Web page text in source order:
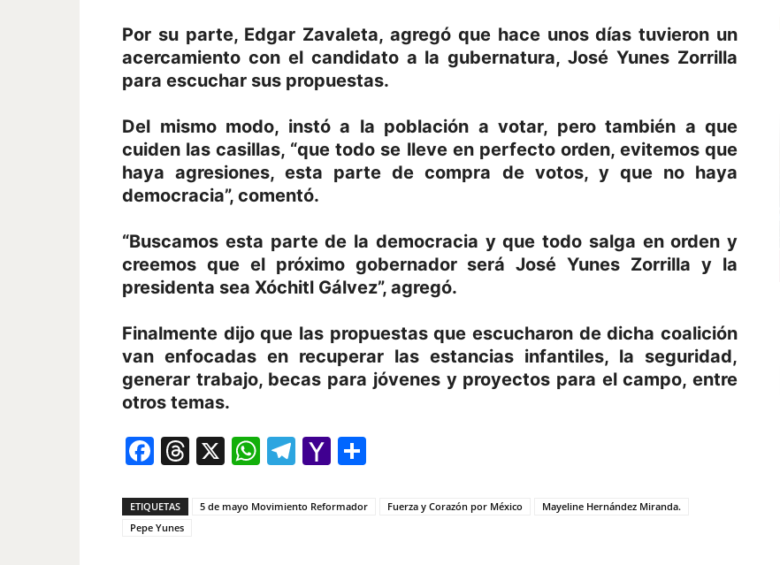
Por su parte, Edgar Zavaleta, agregó que hace unos días tuvieron un
acercamiento con el candidato a la gubernatura, José Yunes Zorrilla
para escuchar sus propuestas.
Del mismo modo, instó a la población a votar, pero también a que
cuiden las casillas, “que todo se lleve en perfecto orden, evitemos que
haya agresiones, esta parte de compra de votos, y que no haya
democracia”, comentó.
“Buscamos esta parte de la democracia y que todo salga en orden y
creemos que el próximo gobernador será José Yunes Zorrilla y la
presidenta sea Xóchitl Gálvez”, agregó.
Finalmente dijo que las propuestas que escucharon de dicha coalición
van enfocadas en recuperar las estancias infantiles, la seguridad,
generar trabajo, becas para jóvenes y proyectos para el campo, entre
otros temas.
Facebook
Threads
X WhatsApp
Telegram
Yahoo
ETIQUETAS 5 de mayo Movimiento Reformador Fuerza y Corazón por México
Mayeline Hernández Miranda.
Pepe Yunes